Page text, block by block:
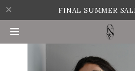
FINAL SUMMER